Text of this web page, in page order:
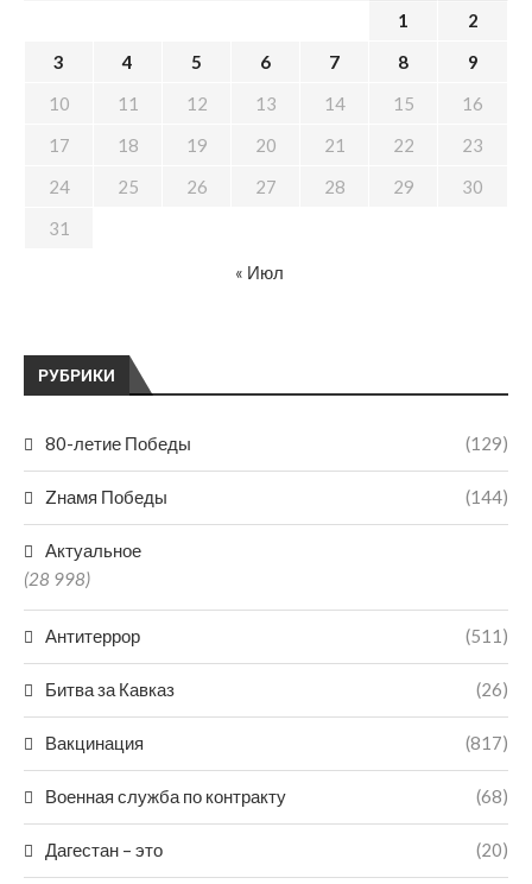
РУБРИКИ
80-летие Победы (129)
Zнамя Победы (144)
Актуальное
(28 998)
Антитеррор (511)
Битва за Кавказ (26)
Вакцинация (817)
Военная служба по контракту (68)
Дагестан – это (20)
1
2
3
4 5 6 7 8
9
10
11 12 13 14 15
16
17
18 19 20 21 22
23
24
25 26 27 28 29
30
31
« Июл